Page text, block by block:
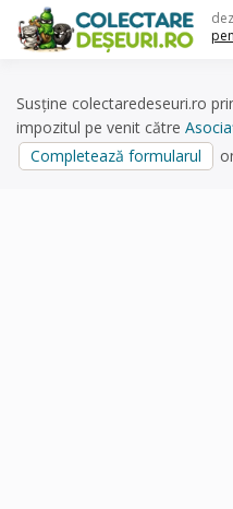
content
Susține colectaredeseuri.ro
impozitul pe venit către
Completează formularul